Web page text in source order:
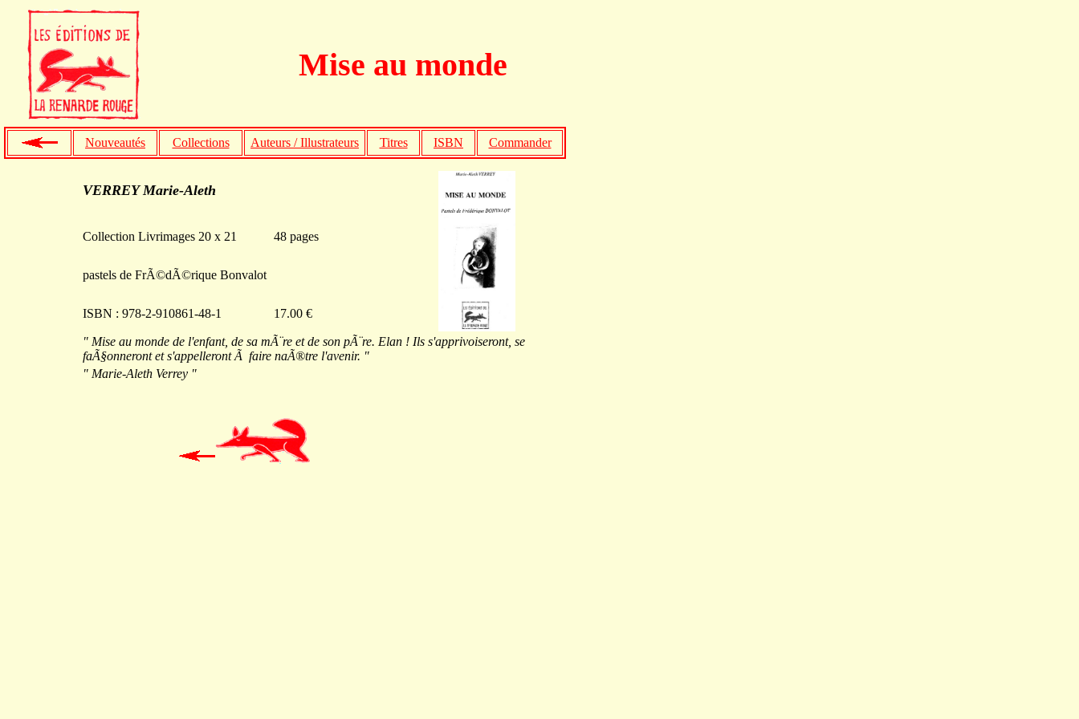
Mise au monde
Nouveautés Collections Auteurs / Illustrateurs Titres ISBN Commander
VERREY Marie-Aleth
Collection Livrimages 20 x 21 48 pages
pastels de FrÃ©dÃ©rique Bonvalot
ISBN : 978-2-910861-48-1 17.00 €
" Mise au monde de l'enfant, de sa mÃ¨re et de son pÃ¨re. Elan ! Ils s'apprivoiseront, se
faÃ§onneront et s'appelleront Ã faire naÃ®tre l'avenir. "
" Marie-Aleth Verrey "